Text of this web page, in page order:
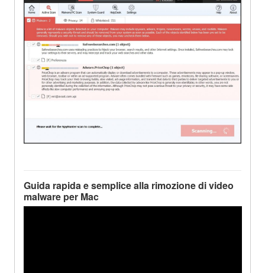
Guida rapida e semplice alla rimozione di video
malware per Mac